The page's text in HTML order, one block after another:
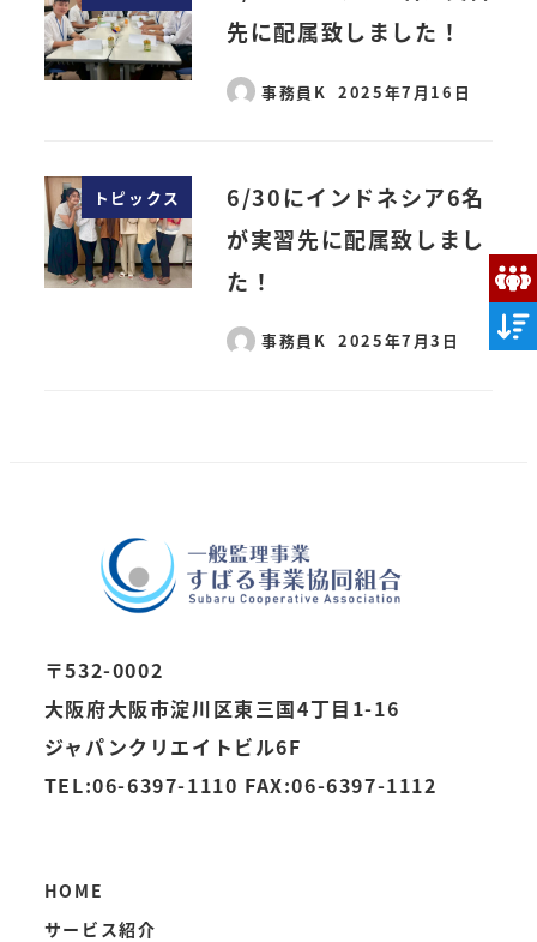
先に配属致しました！
事務員K 2025年7月16日
トピックス
6/30にインドネシア6名
が実習先に配属致しまし
た！
事務員K 2025年7月3日
〒532-0002
大阪府大阪市淀川区東三国4丁目1-16
ジャパンクリエイトビル6F
TEL:06-6397-1110 FAX:06-6397-1112
HOME
サービス紹介